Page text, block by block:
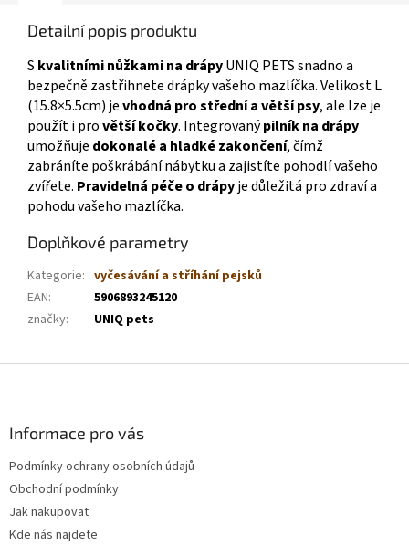
Detailní popis produktu
S kvalitními nůžkami na drápyUNIQ PETS snadno a
bezpečně zastřihnete drápky vašeho mazlíčka. Velikost L
(15.8×5.5cm) jevhodná pro střední a větší psy, ale lze je
použít i provětší kočky. Integrovanýpilník na drápy
umožňuje dokonalé a hladké zakončení, čímž
zabráníte poškrábání nábytku a zajistíte pohodlí vašeho
zvířete. Pravidelná péče o drápyje důležitá pro zdraví a
pohodu vašeho mazlíčka.
Doplňkové parametry
Kategorie: vyčesávání a stříhání pejsků
EAN:
5906893245120
značky: UNIQ pets
Informace pro vás
Podmínky ochrany osobních údajů
Obchodní podmínky
Jak nakupovat
Kde nás najdete